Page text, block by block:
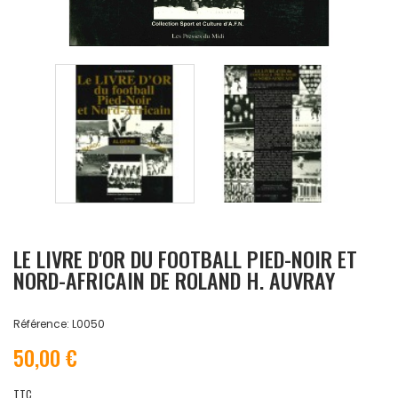
LE LIVRE D'OR DU FOOTBALL PIED-NOIR ET
NORD-AFRICAIN DE ROLAND H. AUVRAY
Référence: L0050
50,00 €
TTC